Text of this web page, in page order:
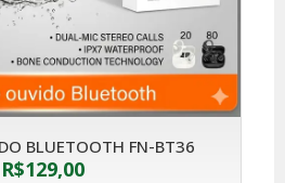
BLUETOOTH FN-BT36
R$129,00